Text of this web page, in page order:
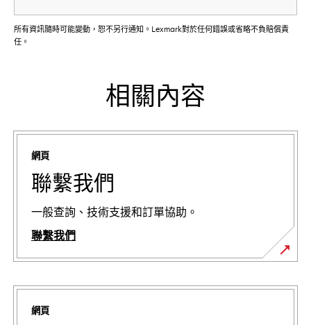
所有資訊隨時可能變動，恕不另行通知。Lexmark對於任何錯誤或省略不負賠償責
任。
相關內容
網頁
聯繫我們
一般查詢、技術支援和訂單協助。
聯繫我們
網頁